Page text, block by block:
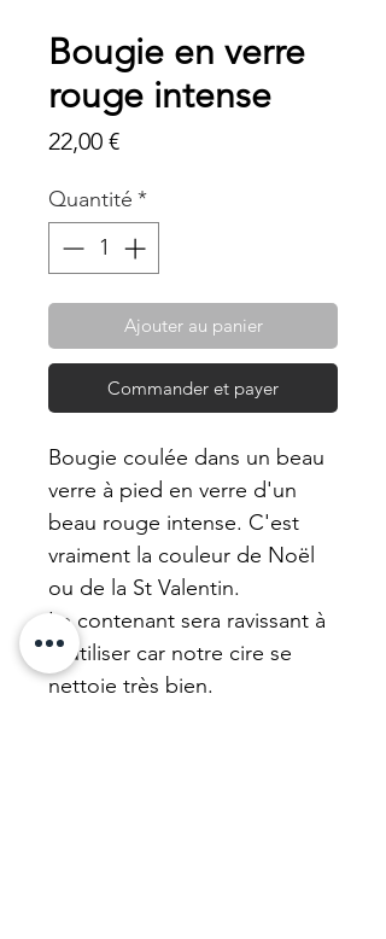
Bougie en verre
rouge intense
22,00 €Prix
Quantité *
Ajouter au panier
Commander et payer
Bougie coulée dans un beau
verre à pied en verre d'un
beau rouge intense. C'est
vraiment la couleur de Noël
ou de la St Valentin.
Le contenant sera ravissant à
réutiliser car notre cire se
nettoie très bien.